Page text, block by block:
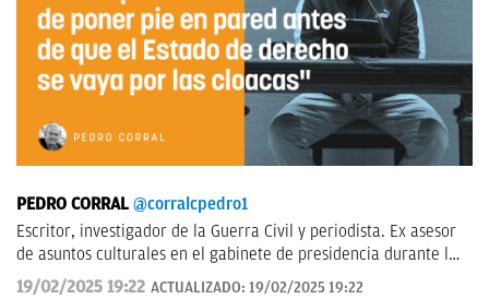
PEDRO CORRAL @corralcpedro1
Escritor, investigador de la Guerra Civil y periodista. Ex asesor
de asuntos culturales en el gabinete de presidencia durante la
última legislatura de José María Aznar. Actual diputado en la
19/02/2025 19:22 ACTUALIZADO: 19/02/2025 19:22